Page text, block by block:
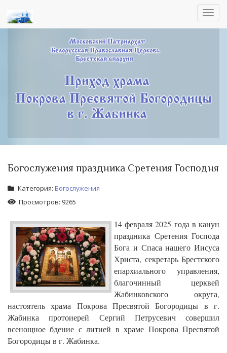
Богослужения праздника Сретения Господня
Категория: Богослужения
Просмотров: 9265
14 февраля 2025 года в канун
праздника Сретения Господа
Бога и Спаса нашего Иисуса
Христа, секретарь Брестского
епархиального управления,
благочинный церквей
Жабинковского округа,
настоятель храма Покрова Пресвятой Богородицы в г.
Жабинка протоиерей Сергий Петрусевич совершил
всенощное бдение с литией в храме Покрова Пресвятой
Богородицы в г. Жабинка.